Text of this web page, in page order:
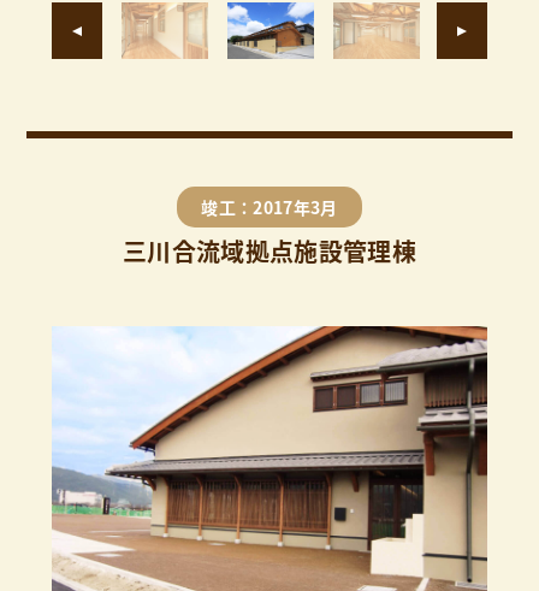
竣工：2017年3月
三川合流域拠点施設管理棟